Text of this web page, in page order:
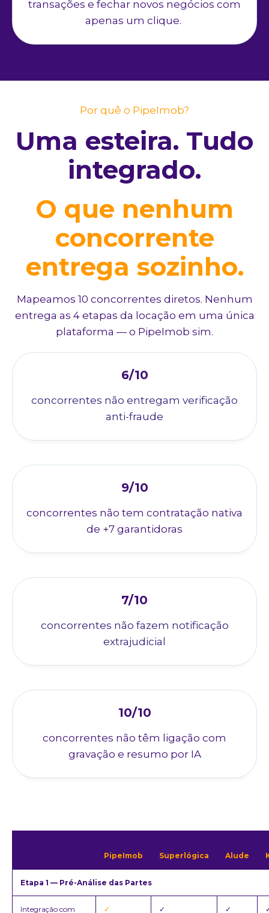
transações e fechar novos negócios com
apenas um clique.
Por quê o PipeImob?
Uma esteira. Tudo
integrado.
O que nenhum
concorrente
entrega sozinho.
Mapeamos 10 concorrentes diretos. Nenhum
entrega as 4 etapas da locação em uma única
plataforma — o PipeImob sim.
6/10
concorrentes não entregam verificação
anti-fraude
9/10
concorrentes não tem contratação nativa
de +7 garantidoras
7/10
concorrentes não fazem notificação
extrajudicial
10/10
concorrentes não têm ligação com
gravação e resumo por IA
PipeImob Superlógica Alude
Etapa 1 — Pré-Análise das Partes
Integração com
✓ ✓ ✓